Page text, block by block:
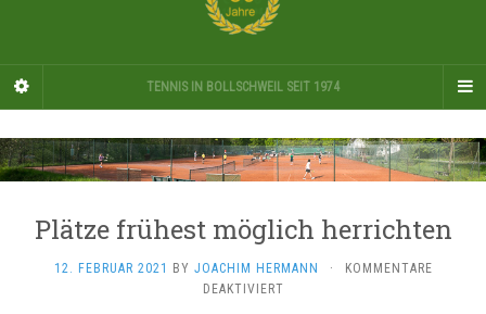
TENNIS IN BOLLSCHWEIL SEIT 1974
Plätze frühest möglich herrichten
12. FEBRUAR 2021 BY JOACHIM HERMANN ·
KOMMENTARE
DEAKTIVIERT